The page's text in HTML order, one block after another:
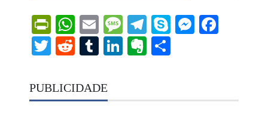
PrintFriendly
WhatsApp
EmailMessage
Telegram
Skype
Twitter
Reddit
Tumblr
LinkedIn
Evernote
PUBLICIDADE